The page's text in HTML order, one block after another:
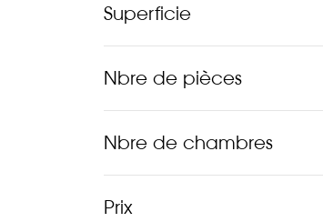
Superficie
Nbre de pièces
Nbre de chambres
Prix